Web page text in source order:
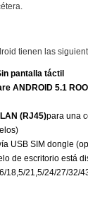
tienen las
pantalla táctil
ANDROID 5.1
(RJ45)para una
USB SIM dongle
de escritorio está
18,5/21,5/24/27/32/